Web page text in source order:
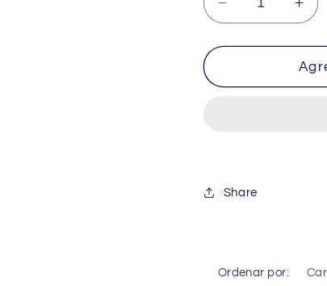
Reducir
cantidad
para
Share
Ordenar por: